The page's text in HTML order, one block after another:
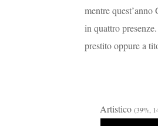
mentre
in quattro
prestito oppure a
Artistico (39%,